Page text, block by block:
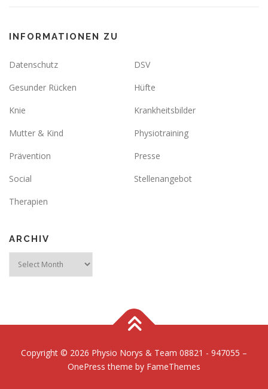
INFORMATIONEN ZU
Datenschutz
DSV
Gesunder Rücken
Hüfte
Knie
Krankheitsbilder
Mutter & Kind
Physiotraining
Prävention
Presse
Social
Stellenangebot
Therapien
ARCHIV
Archiv
Copyright © 2026 Physio Norys & Team 08821 - 947055 –
OnePress theme by FameThemes